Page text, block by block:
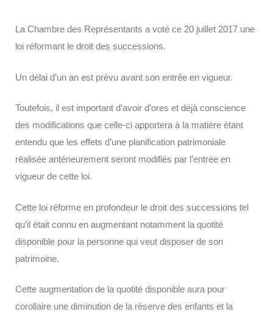
La Chambre des Représentants a voté ce 20 juillet 2017 une
loi réformant le droit des successions.
Un délai d’un an est prévu avant son entrée en vigueur.
Toutefois, il est important d’avoir d’ores et déjà conscience
des modifications que celle-ci apportera à la matière étant
entendu que les effets d’une planification patrimoniale
réalisée antérieurement seront modifiés par l’entrée en
vigueur de cette loi.
Cette loi réforme en profondeur le droit des successions tel
qu’il était connu en augmentant notamment la quotité
disponible pour la personne qui veut disposer de son
patrimoine.
Cette augmentation de la quotité disponible aura pour
corollaire une diminution de la réserve des enfants et la